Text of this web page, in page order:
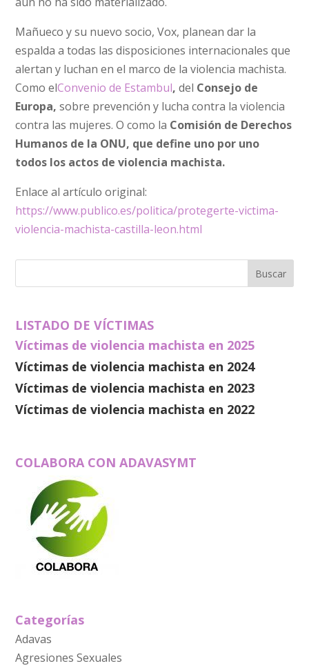
Mañueco y su nuevo socio, Vox, planean dar la
espalda a todas las disposiciones internacionales que
alertan y luchan en el marco de la violencia machista.
Como elConvenio de Estambul, del Consejo de
Europa, sobre prevención y lucha contra la violencia
contra las mujeres. O como la Comisión de Derechos
Humanos de la ONU, que define uno por uno
todos los actos de violencia machista.
Enlace al artículo original:
https://www.publico.es/politica/protegerte-victima-
violencia-machista-castilla-leon.html
LISTADO DE VÍCTIMAS
Víctimas de violencia machista en 2025
Víctimas de violencia machista en 2024
Víctimas de violencia machista en 2023
Víctimas de violencia machista en 2022
COLABORA CON ADAVASYMT
Categorías
Adavas
Agresiones Sexuales